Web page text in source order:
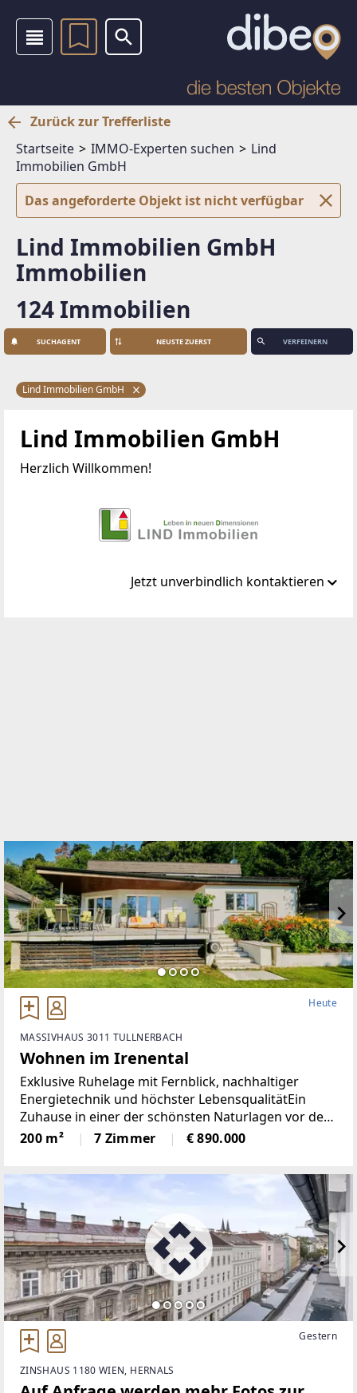
Zurück zur Trefferliste
Startseite
IMMO-Experten suchen
Lind
Immobilien GmbH
Das angeforderte Objekt ist nicht verfügbar
Lind Immobilien GmbH
Immobilien
124 Immobilien
SUCHAGENT VERFEINERN
Lind Immobilien GmbH
Lind Immobilien GmbH
Herzlich Willkommen!
Jetzt unverbindlich kontaktieren
Heute
MASSIVHAUS 3011 TULLNERBACH
Wohnen im Irenental
Exklusive Ruhelage mit Fernblick, nachhaltiger
Energietechnik und höchster LebensqualitätEin
Zuhause in einer der schönsten Naturlagen vor den
Toren WiensEingebettet in die idyllische Landschaft
des Irenentals präsentiert sich dieses
200 m² 7 Zimmer € 890.000
Gestern
ZINSHAUS 1180 WIEN, HERNALS